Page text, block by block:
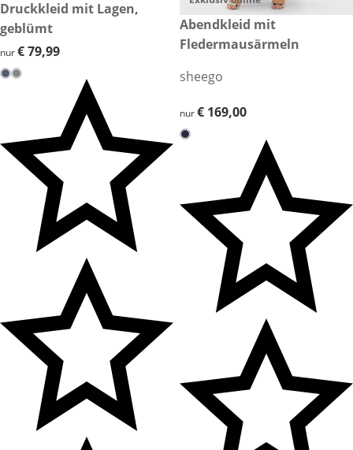
€ 79,99
Druckkleid mit Lagen,
geblümt
€ 79,99
nur€ 79,99
€ 169,00
Abendkleid mit
Fledermausärmeln
sheego
€ 169,00
nur€ 169,00